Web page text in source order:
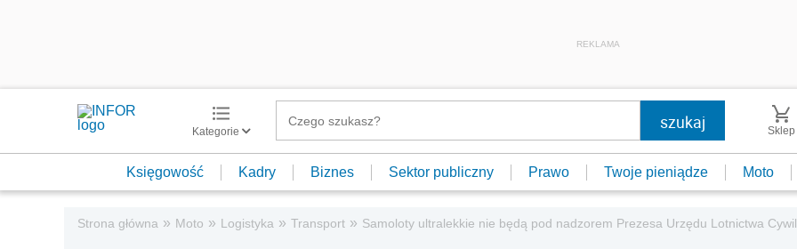
REKLAMA
Kategorie Sklep
Księgowość Kadry Biznes Sektor publiczny Prawo Twoje pieniądze Moto
Strona główna » Moto » Logistyka » Transport » Samoloty ultralekkie nie będą pod nadzorem Prezesa Urzędu Lotnictwa